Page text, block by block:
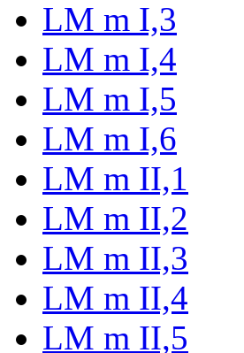
LM m I,3
LM m I,4
LM m I,5
LM m I,6
LM m II,1
LM m II,2
LM m II,3
LM m II,4
LM m II,5